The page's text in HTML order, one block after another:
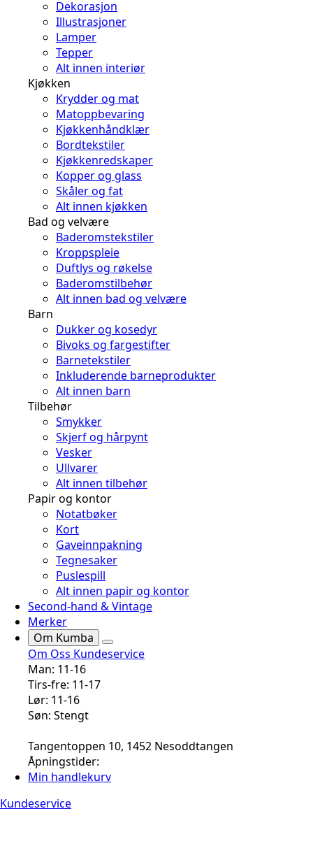
Dekorasjon
Illustrasjoner
Lamper
Tepper
Alt innen interiør
Kjøkken
Krydder og mat
Matoppbevaring
Kjøkkenhåndklær
Bordtekstiler
Kjøkkenredskaper
Kopper og glass
Skåler og fat
Alt innen kjøkken
Bad og velvære
Baderomstekstiler
Kroppspleie
Duftlys og røkelse
Baderomstilbehør
Alt innen bad og velvære
Barn
Dukker og kosedyr
Bivoks og fargestifter
Barnetekstiler
Inkluderende barneprodukter
Alt innen barn
Tilbehør
Smykker
Skjerf og hårpynt
Vesker
Ullvarer
Alt innen tilbehør
Papir og kontor
Notatbøker
Kort
Gaveinnpakning
Tegnesaker
Puslespill
Alt innen papir og kontor
Second-hand & Vintage
Merker
Om Kumba
Om Oss Kundeservice
Man: 11-16
Tirs-fre: 11-17
Lør: 11-16
Søn: Stengt
Tangentoppen 10, 1452 Nesoddtangen
Åpningstider:
Min handlekurv
Kundeservice